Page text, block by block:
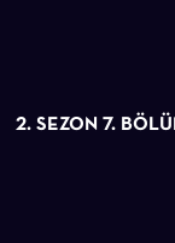
2. SEZON 7.